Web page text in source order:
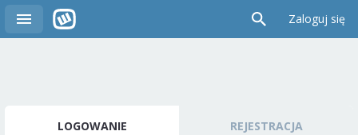
Zaloguj się
LOGOWANIE REJESTRACJA